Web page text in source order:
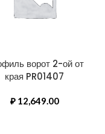
ворот 2-ой от
края PR01407
₽12,649.00